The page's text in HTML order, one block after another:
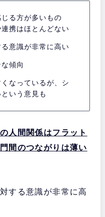
る方が多いもの
携はほとんどない
意識が非常に高い
傾向
なっているが、シ
いう意見も
人間関係はフラット
間のつながりは薄い
する意識が非常に高